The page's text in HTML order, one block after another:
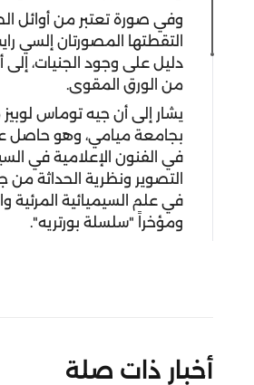
وفي صورة تعتبر من أوائل
من الورق المقوى.
يشار إلى أن جيه توماس
بجامعة ميامي، وهو حاصل
في الفنون الإعلامية في
التصوير ونظرية الحداثة من
في علم السيميائية
ومؤخراً "سلسلة بورتريه".
أخبار ذات صلة